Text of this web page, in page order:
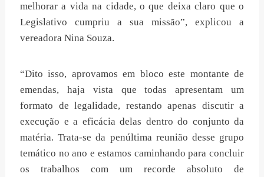
melhorar a vida na cidade, o que deixa claro que o
Legislativo cumpriu a sua missão”, explicou a
vereadora Nina Souza.
“Dito isso, aprovamos em bloco este montante de
emendas, haja vista que todas apresentam um
formato de legalidade, restando apenas discutir a
execução e a eficácia delas dentro do conjunto da
matéria. Trata-se da penúltima reunião desse grupo
temático no ano e estamos caminhando para concluir
os trabalhos com um recorde absoluto de